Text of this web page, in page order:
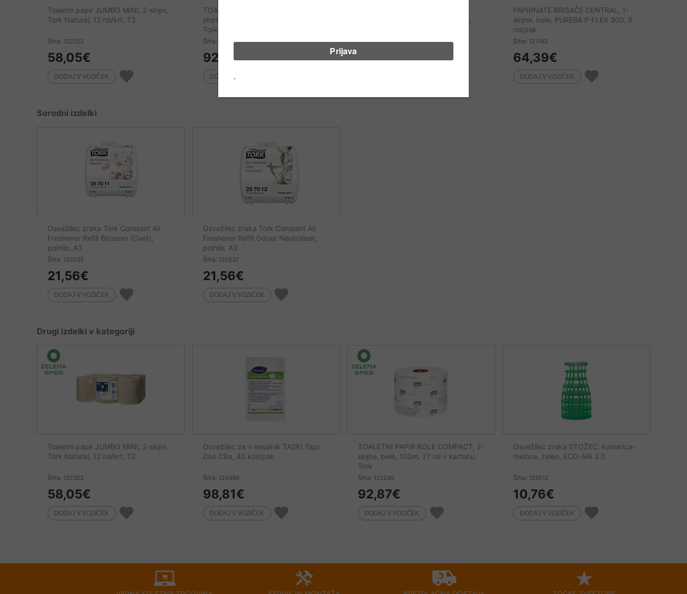
Toaletni papir JUMBO MINI, 2-slojni,
Tork Natural, 12 rol/krt, T2
Šifra: 122322
58,05€
TOALETNI PAPIR ROLE COMPACT, 2-
slojne, bele, 100m, 27 rol v kartonu,
Tork
Šifra: 122249
92,87€
Šifra: 122329
78,23€
PAPIRNATE BRISAČE CENTRAL, 1-
slojne, bele, PUREBA P-FLEX 300, 6
rol/pak
Šifra: 121143
64,39€
Sorodni izdelki
Osvežilec zraka Tork Constant Air
Freshener Refill Blossom (Cvet),
polnilo, A3
Šifra: 125535
21,56€
Osvežilec zraka Tork Constant Air
Freshener Refill Odour Neutraliser,
polnilo, A3
Šifra: 125537
21,56€
Drugi izdelki v kategoriji
Toaletni papir JUMBO MINI, 2-slojni,
Tork Natural, 12 rol/krt, T2
Šifra: 122322
58,05€
Osvežilec za v sesalnik TASKI Tapi
Deo C9a, 40 kos/pak
Šifra: 125496
98,81€
TOALETNI PAPIR ROLE COMPACT, 2-
slojne, bele, 100m, 27 rol v kartonu,
Tork
Šifra: 122249
92,87€
Osvežilec zraka STOŽEC, kumarica-
melona, zelen, ECO-AIR 2.0
Šifra: 125512
10,76€